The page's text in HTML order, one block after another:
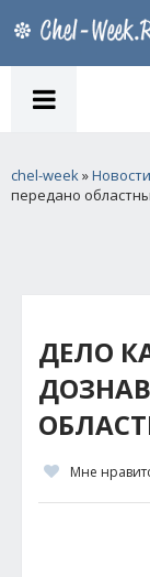
chel-week»Новости
передано
ДЕЛО
Мне